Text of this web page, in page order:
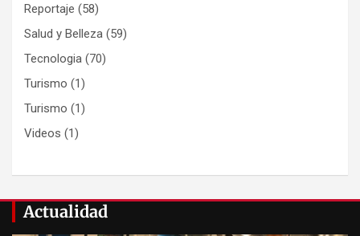
Reportaje (58)
Salud y Belleza (59)
Tecnologia (70)
Turismo (1)
Turismo (1)
Videos (1)
Actualidad